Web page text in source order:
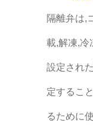
隔離弁は,
載,解凍,冷
設定され
定するこ
るために